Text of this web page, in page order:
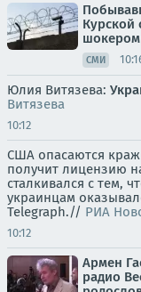
Курской
СМИ
Юлия Витязева:
Витязева
10:12
США опасаются
получит лицензию
сталкивался с тем,
украинцам
Telegraph.// РИА
10:12
Армен
радио